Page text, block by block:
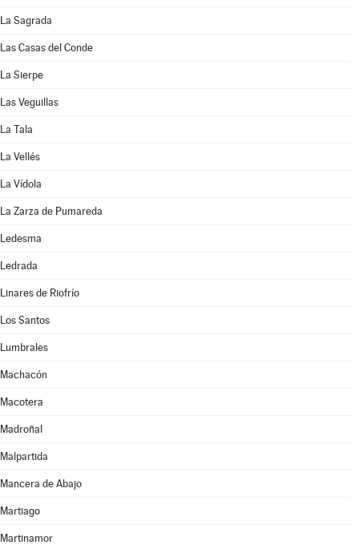
La Sagrada
Las Casas del Conde
La Sierpe
Las Veguillas
La Tala
La Vellés
La Vídola
La Zarza de Pumareda
Ledesma
Ledrada
Linares de Riofrío
Los Santos
Lumbrales
Machacón
Macotera
Madroñal
Malpartida
Mancera de Abajo
Martiago
Martinamor